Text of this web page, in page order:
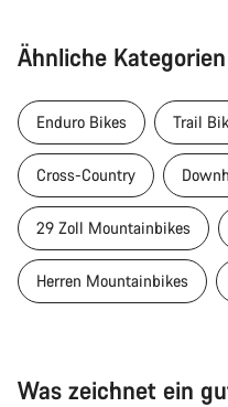
Ähnliche Kategorien
Enduro Bikes Trail
Cross-Country
29 Zoll Mountainbikes
Herren Mountainbikes
Was zeichnet ein